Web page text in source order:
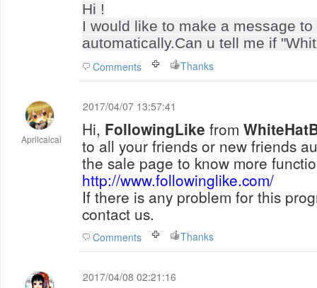
Hi !
I would like to make a message
automatically.Can u tell me if
Comments Thanks
Aprilcaicai
2017/04/07 13:57:41
Hi, FollowingLike from
to all your friends or new friends
the sale page to know more
http://www.followinglike.com/
If there is any problem for this
contact us.
Comments Thanks
2017/04/08 02:21:16